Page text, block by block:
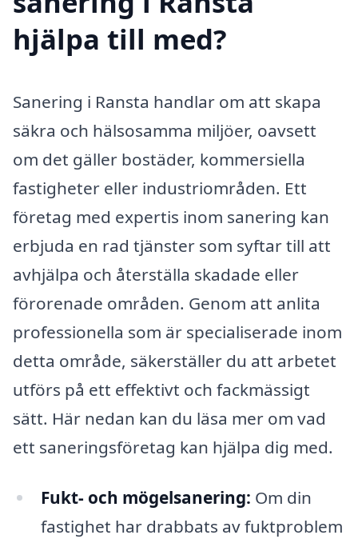
hjälpa till med?
Sanering i Ransta handlar om att skapa
säkra och hälsosamma miljöer, oavsett
om det gäller bostäder, kommersiella
fastigheter eller industriområden. Ett
företag med expertis inom sanering kan
erbjuda en rad tjänster som syftar till att
avhjälpa och återställa skadade eller
förorenade områden. Genom att anlita
professionella som är specialiserade inom
detta område, säkerställer du att arbetet
utförs på ett effektivt och fackmässigt
sätt. Här nedan kan du läsa mer om vad
ett saneringsföretag kan hjälpa dig med.
Fukt- och mögelsanering: Om din
fastighet har drabbats av fuktproblem